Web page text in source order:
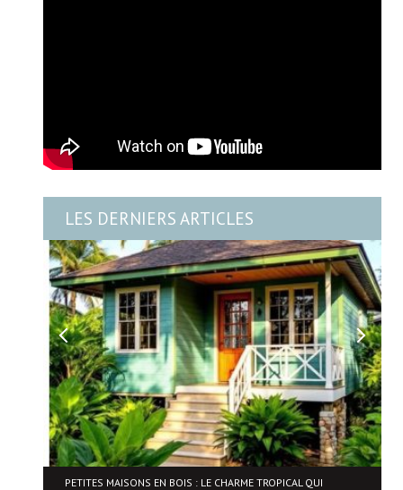
LES DERNIERS ARTICLES
PETITES MAISONS EN BOIS : LE CHARME TROPICAL QUI